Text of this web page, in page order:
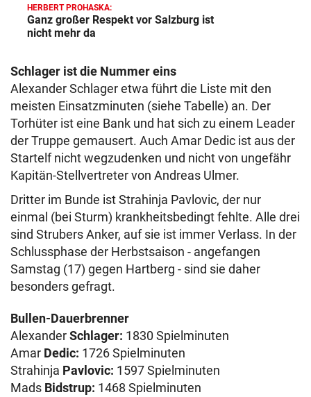
HERBERT PROHASKA:
Ganz großer Respekt vor Salzburg ist
nicht mehr da
Schlager ist die Nummer eins
Alexander Schlager etwa führt die Liste mit den
meisten Einsatzminuten (siehe Tabelle) an. Der
Torhüter ist eine Bank und hat sich zu einem Leader
der Truppe gemausert. Auch Amar Dedic ist aus der
Startelf nicht wegzudenken und nicht von ungefähr
Kapitän-Stellvertreter von Andreas Ulmer.
Dritter im Bunde ist Strahinja Pavlovic, der nur
einmal (bei Sturm) krankheitsbedingt fehlte. Alle drei
sind Strubers Anker, auf sie ist immer Verlass. In der
Schlussphase der Herbstsaison - angefangen
Samstag (17) gegen Hartberg - sind sie daher
besonders gefragt.
Bullen-Dauerbrenner
AlexanderSchlager: 1830 Spielminuten
Amar Dedic: 1726 Spielminuten
Strahinja Pavlovic: 1597 Spielminuten
Mads Bidstrup: 1468 Spielminuten